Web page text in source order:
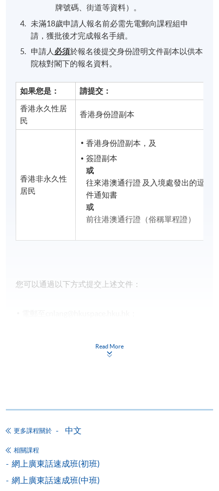
牌號碼、街道等資料）。
未滿18歲申請人報名前必需先電郵向課程組申
請，獲批後才完成報名手續。
申請人 必須於報名後提交身份證明文件副本以供本
院核對閣下的報名資料。
如果您是：
請提交：
香港永久性居
民
香港身份證副本
香港非永久性
居民
香港身份證副本，及
簽證副本
或
往來港澳通行證 及入境處發出的逗留
件通知書
或
前往港澳通行證（俗稱單程證）
您可以通過以下方式提交上述文件：
語文教育及測試中心（中國語文）
中班：粵語聽説能力各達50%。
高班：粵語聽説能力達80%。説話時，能以完整句子
表達概念。
Read More
更多課程關於 中文
相關課程
網上廣東話速成班(初班)
網上廣東話速成班(中班)